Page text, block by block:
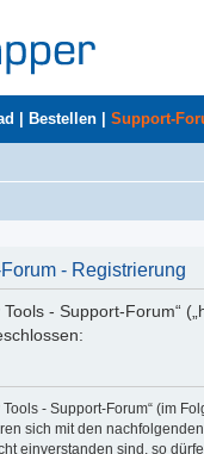
Bestellen Support-
- Registrierung
- Support-Forum“
- Support-Forum“ (im
sich mit den
einverstanden sind, so